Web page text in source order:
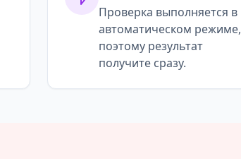
Проверка выполняется в
автоматическом режиме,
поэтому результат
получите сразу.